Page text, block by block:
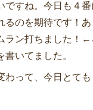
ですね。今日も４
るのを期待です！
ラン打ちました！
書いてました。
わって、今日とて